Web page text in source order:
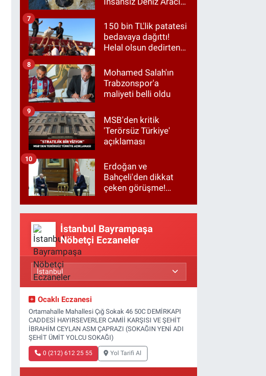
150 bin TL'lik patatesi
bedavaya dağıttı!
Helal olsun dedirten
7
Mohamed Salah'ın
Trabzonspor'a
maliyeti belli oldu
8
MSB'den kritik
'Terörsüz Türkiye'
açıklaması
9
Erdoğan ve
Bahçeli'den dikkat
çeken görüşme!
10
İstanbul Bayrampaşa
Nöbetçi Eczaneler
Ocaklı Eczanesi
Ortamahalle Mahallesi Çığ Sokak 46 50C DEMİRKAPI
CADDESİ HAYIRSEVERLER CAMİİ KARŞISI VE ŞEHİT
İBRAHİM CEYLAN ASM ÇAPRAZI (SOKAĞIN YENİ ADI
ŞEHİT ÜMİT YOLCU SOKAĞI)
0 (212) 612 25 55 Yol Tarifi Al